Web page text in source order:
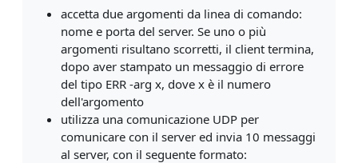
accetta due argomenti da linea di comando:
nome e porta del server. Se uno o più
argomenti risultano scorretti, il client termina,
dopo aver stampato un messaggio di errore
del tipo ERR -arg x, dove x è il numero
dell'argomento
utilizza una comunicazione UDP per
comunicare con il server ed invia 10 messaggi
al server, con il seguente formato: